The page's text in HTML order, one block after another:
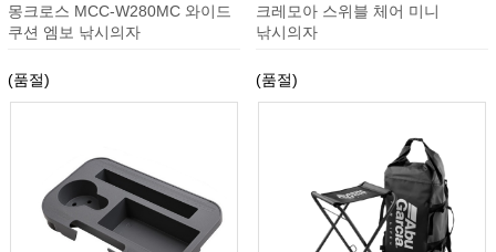
몽크로스 MCC-W280MC 와이드
쿠션 엠보 낚시의자
(품절)
크레모아 스위블 체어 미니
낚시의자
(품절)